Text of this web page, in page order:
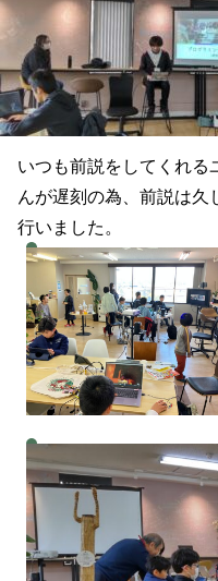
いつも前説をしてくれる
んが遅刻の為、前説は久
行いました。